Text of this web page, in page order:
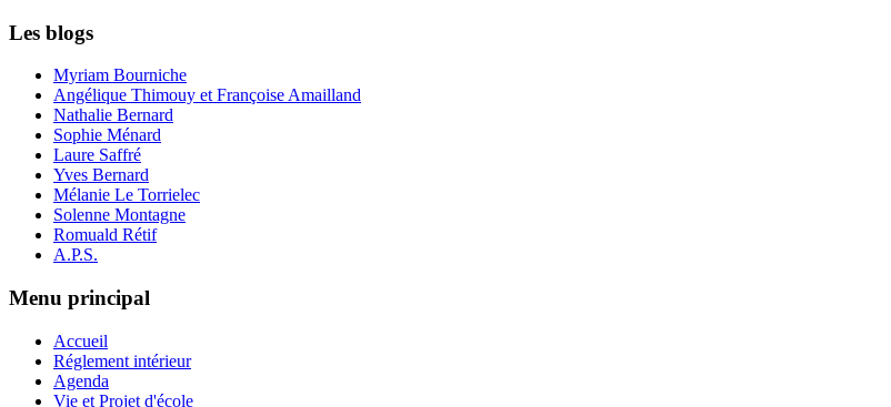
Les blogs
Myriam Bourniche
Angélique Thimouy et Françoise Amailland
Nathalie Bernard
Sophie Ménard
Laure Saffré
Yves Bernard
Mélanie Le Torrielec
Solenne Montagne
Romuald Rétif
A.P.S.
Menu principal
Accueil
Réglement intérieur
Agenda
Vie et Projet d'école